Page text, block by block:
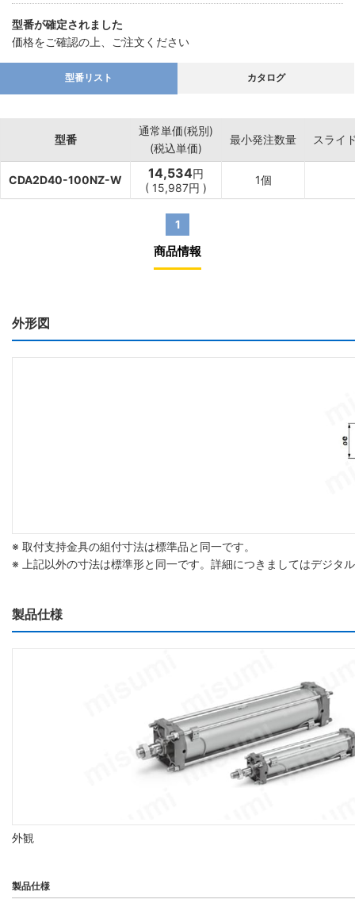
型番が確定されました
価格をご確認の上、ご注文ください
型番リスト カタログ
型番
通常単価(税別)
(税込単価)
最小発注数量 スライ
CDA2D40-100NZ-W 14,534円
( 15,987円 )
1個
1
商品情報
外形図
※ 取付支持金具の組付寸法は標準品と同一です。
※ 上記以外の寸法は標準形と同一です。詳細につきましてはデジタ
製品仕様
外観
製品仕様